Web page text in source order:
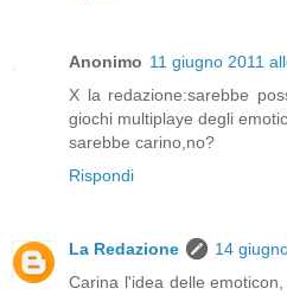
Anonimo 11 giugno 2011
X la redazione:sarebbe
giochi multiplaye degli
sarebbe carino,no?
Rispondi
La Redazione
14
Carina l'idea delle